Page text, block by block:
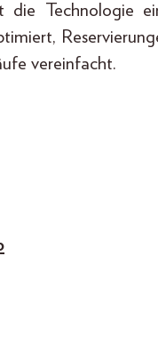
Technologie
vereinfacht.